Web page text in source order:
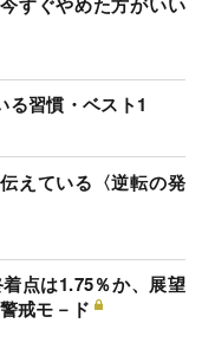
る習慣・ベスト1
えている〈逆転の発
点は1.75％か、展望
戒モ－ド